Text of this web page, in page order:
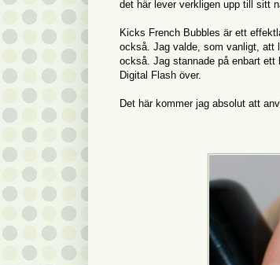
det här lever verkligen upp till sitt
Kicks French Bubbles är ett
också. Jag valde, som vanligt, att
också. Jag stannade på enbart ett
Digital Flash över.
Det här kommer jag absolut att